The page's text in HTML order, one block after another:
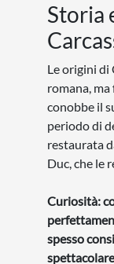
Storia
Le origini di
romana,
conobbe il
periodo di
restaurata
Duc, che le
Curiosità:
spesso